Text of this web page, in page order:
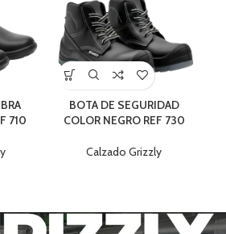
710
BOTA DE SEGURIDAD
COLOR NEGRO REF 730
Calzado Grizzly